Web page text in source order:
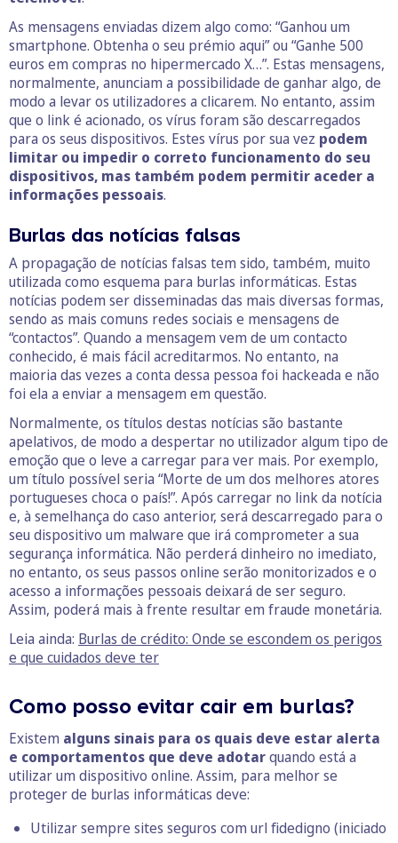
As mensagens enviadas dizem algo como: “Ganhou um
smartphone. Obtenha o seu prémio aqui” ou “Ganhe 500
euros em compras no hipermercado X…”. Estas mensagens,
normalmente, anunciam a possibilidade de ganhar algo, de
modo a levar os utilizadores a clicarem. No entanto, assim
que o link é acionado, os vírus foram são descarregados
para os seus dispositivos. Estes vírus por sua vez podem
limitar ou impedir o correto funcionamento do seu
dispositivos, mas também podem permitir aceder a
informações pessoais.
Burlas das notícias falsas
A propagação de notícias falsas tem sido, também, muito
utilizada como esquema para burlas informáticas. Estas
notícias podem ser disseminadas das mais diversas formas,
sendo as mais comuns redes sociais e mensagens de
“contactos”. Quando a mensagem vem de um contacto
conhecido, é mais fácil acreditarmos. No entanto, na
maioria das vezes a conta dessa pessoa foi hackeada e não
foi ela a enviar a mensagem em questão.
Normalmente, os títulos destas notícias são bastante
apelativos, de modo a despertar no utilizador algum tipo de
emoção que o leve a carregar para ver mais. Por exemplo,
um título possível seria “Morte de um dos melhores atores
portugueses choca o país!”. Após carregar no link da notícia
e, à semelhança do caso anterior, será descarregado para o
seu dispositivo um malware que irá comprometer a sua
segurança informática. Não perderá dinheiro no imediato,
no entanto, os seus passos online serão monitorizados e o
acesso a informações pessoais deixará de ser seguro.
Assim, poderá mais à frente resultar em fraude monetária.
Leia ainda: Burlas de crédito: Onde se escondem os perigos
e que cuidados deve ter
Como posso evitar cair em burlas?
Existem alguns sinais para os quais deve estar alerta
e comportamentos que deve adotarquando está a
utilizar um dispositivo online. Assim, para melhor se
proteger de burlas informáticas deve:
Utilizar sempre sites seguros com url fidedigno (iniciado